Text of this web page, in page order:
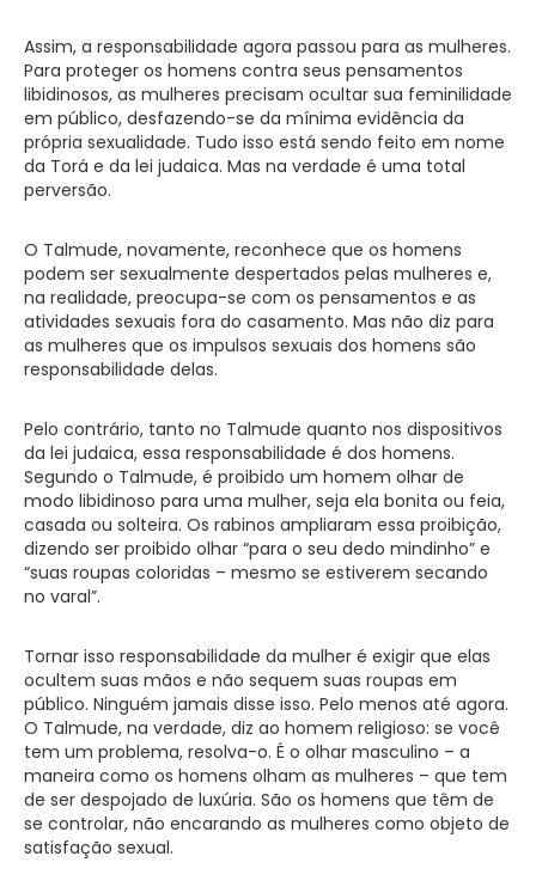
Assim, a responsabilidade agora passou para as mulheres.
Para proteger os homens contra seus pensamentos
libidinosos, as mulheres precisam ocultar sua feminilidade
em público, desfazendo-se da mínima evidência da
própria sexualidade. Tudo isso está sendo feito em nome
da Torá e da lei judaica. Mas na verdade é uma total
perversão.
O Talmude, novamente, reconhece que os homens
podem ser sexualmente despertados pelas mulheres e,
na realidade, preocupa-se com os pensamentos e as
atividades sexuais fora do casamento. Mas não diz para
as mulheres que os impulsos sexuais dos homens são
responsabilidade delas.
Pelo contrário, tanto no Talmude quanto nos dispositivos
da lei judaica, essa responsabilidade é dos homens.
Segundo o Talmude, é proibido um homem olhar de
modo libidinoso para uma mulher, seja ela bonita ou feia,
casada ou solteira. Os rabinos ampliaram essa proibição,
dizendo ser proibido olhar “para o seu dedo mindinho” e
“suas roupas coloridas – mesmo se estiverem secando
no varal”.
Tornar isso responsabilidade da mulher é exigir que elas
ocultem suas mãos e não sequem suas roupas em
público. Ninguém jamais disse isso. Pelo menos até agora.
O Talmude, na verdade, diz ao homem religioso: se você
tem um problema, resolva-o. É o olhar masculino – a
maneira como os homens olham as mulheres – que tem
de ser despojado de luxúria. São os homens que têm de
se controlar, não encarando as mulheres como objeto de
satisfação sexual.